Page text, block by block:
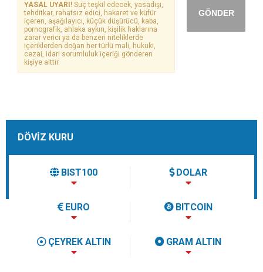
GÖNDER
YASAL UYARI! Suç teşkil edecek, yasadışı,
tehditkar, rahatsız edici, hakaret ve küfür
içeren, aşağılayıcı, küçük düşürücü, kaba,
pornografik, ahlaka aykırı, kişilik haklarına
zarar verici ya da benzeri niteliklerde
içeriklerden doğan her türlü mali, hukuki,
cezai, idari sorumluluk içeriği gönderen
kişiye aittir.
DÖVİZ KURU
BIST100 DOLAR
EURO BITCOIN
ÇEYREK ALTIN GRAM ALTIN